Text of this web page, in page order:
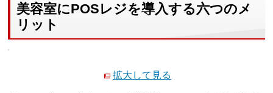
美容室にPOSレジを導入する六つのメ
リット
拡大して見る